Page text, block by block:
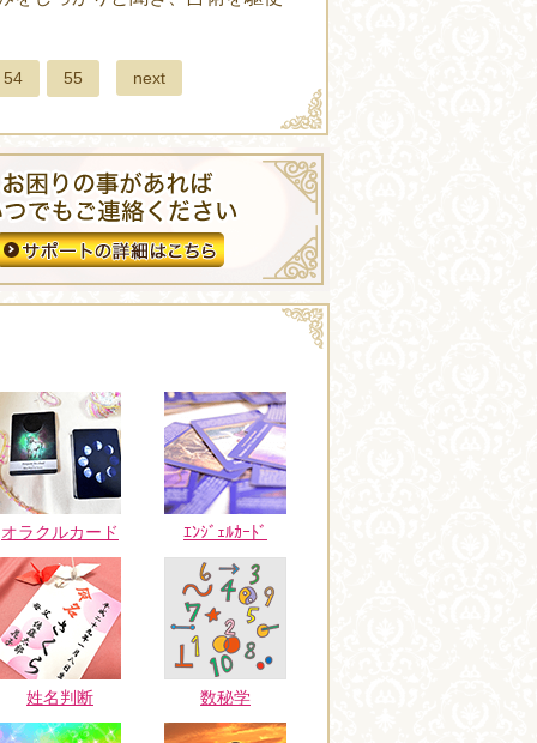
54 55 next
オラクルカード ｴﾝｼﾞｪﾙｶｰﾄﾞ
姓名判断 数秘学